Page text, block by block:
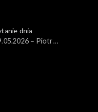
dnia
– Piotr